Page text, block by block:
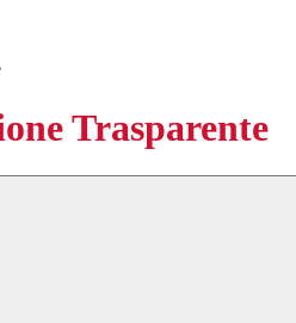
Trasparente